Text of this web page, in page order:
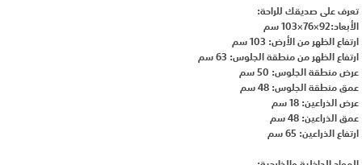
تعرف على صديقك للراحة:
الأبعاد:92×76×103 سم
ارتفاع الظهر من الأرض: 103 سم
ارتفاع الظهر من منطقة الجلوس: 63 سم
عرض منطقة الجلوس: 50 سم
عمق منطقة الجلوس: 48 سم
عرض الذراعين: 18 سم
عمق الذراعين: 48 سم
ارتفاع الذراعين: 65 سم